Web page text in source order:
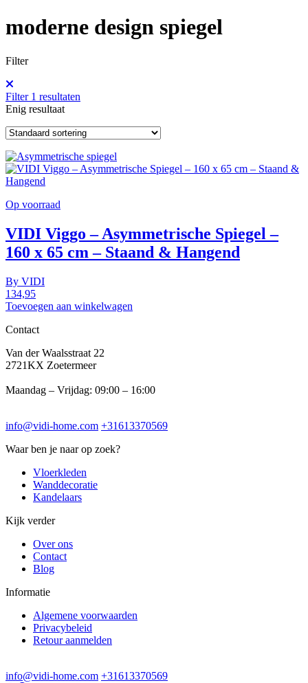
moderne design spiegel
Filter
Filter 1 resultaten
Enig resultaat
Op voorraad
VIDI Viggo – Asymmetrische Spiegel –
160 x 65 cm – Staand & Hangend
By VIDI
134,95
Toevoegen aan winkelwagen
Contact
Van der Waalsstraat 22
2721KX Zoetermeer
Maandag – Vrijdag: 09:00 – 16:00
info@vidi-home.com +31613370569
Waar ben je naar op zoek?
Vloerkleden
Wanddecoratie
Kandelaars
Kijk verder
Over ons
Contact
Blog
Informatie
Algemene voorwaarden
Privacybeleid
Retour aanmelden
info@vidi-home.com +31613370569